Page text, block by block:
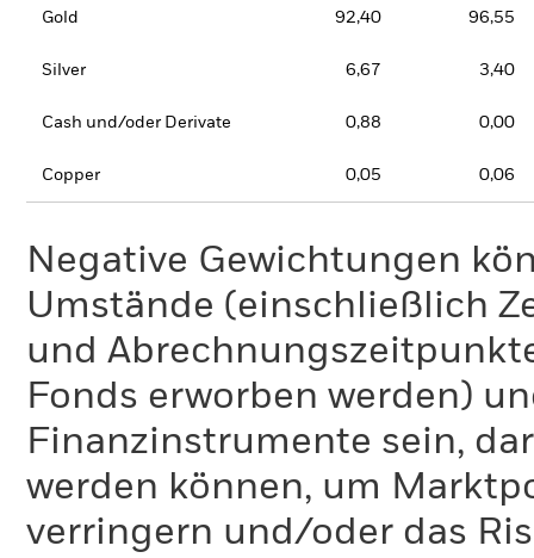
Gold 92,40 96,55
Silver 6,67 3,40
Cash und/oder Derivate 0,88 0,00
Copper 0,05 0,06
Negative Gewichtungen
Umstände (einschließlich
und
Fonds erworben werden)
Finanzinstrumente sein,
werden können, um
verringern und/oder das